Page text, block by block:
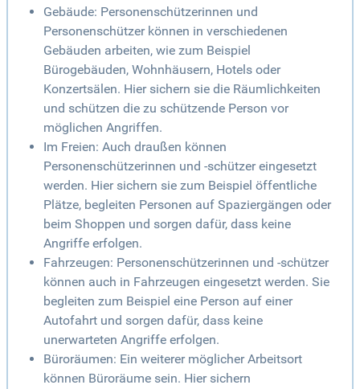
Gebäude: Personenschützerinnen und
Personenschützer können in verschiedenen
Gebäuden arbeiten, wie zum Beispiel
Bürogebäuden, Wohnhäusern, Hotels oder
Konzertsälen. Hier sichern sie die Räumlichkeiten
und schützen die zu schützende Person vor
möglichen Angriffen.
Im Freien: Auch draußen können
Personenschützerinnen und -schützer eingesetzt
werden. Hier sichern sie zum Beispiel öffentliche
Plätze, begleiten Personen auf Spaziergängen oder
beim Shoppen und sorgen dafür, dass keine
Angriffe erfolgen.
Fahrzeugen: Personenschützerinnen und -schützer
können auch in Fahrzeugen eingesetzt werden. Sie
begleiten zum Beispiel eine Person auf einer
Autofahrt und sorgen dafür, dass keine
unerwarteten Angriffe erfolgen.
Büroräumen: Ein weiterer möglicher Arbeitsort
können Büroräume sein. Hier sichern